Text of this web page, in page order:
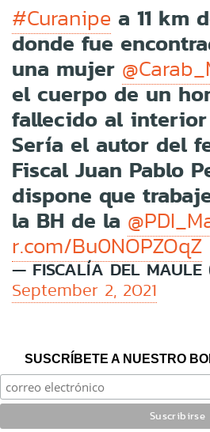
#Curanipe a 11 km
donde fue
una mujer
el cuerpo de un
fallecido al
Sería el autor del
Fiscal Juan Pablo
dispone que
la BH de la
r.com/Bu0NOPZOqZ
— FISCALÍA DEL
September 2, 2021
SUSCRÍBETE A NUESTRO